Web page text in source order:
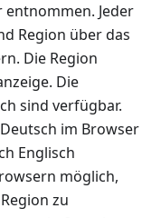
Jeder
Region über das
Die Region
Die
sind verfügbar.
im Browser
Englisch
möglich,
Region zu